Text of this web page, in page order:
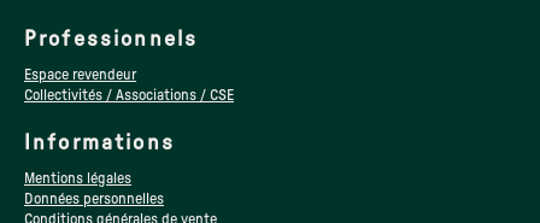
Professionnels
Espace revendeur
Collectivités / Associations / CSE
Informations
Mentions légales
Données personnelles
Conditions générales de vente